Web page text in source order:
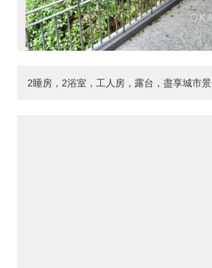
2睡房，2浴室，工人房，露台，盡享城市景